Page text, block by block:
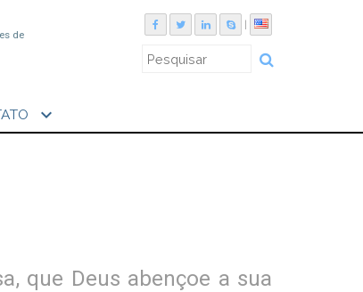
de
expand_more
que Deus abençoe a sua